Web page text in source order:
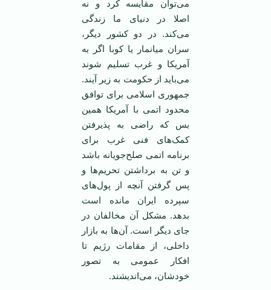
می‌توان مقایسه کرد و نه
اصلا در دنیای ما زندگی
می‌کند. در دو کشور دیگر،
سران میانمار یا کوبا اگر به
آمریکا و غرب تسلیم شوند
می‌باید از حکومت به زیر آیند.
جمهوری اسلامی ‌برای توافق
محدود اتمی ‌با آمریکا همین
بس که راضی به پذیرفتن
کمک‌های فنی غرب برای
برنامه اتمی‌ صلح‌جویانه باشد
و تن به برداشتن تحریم‌ها و
پس گرفتن آنچه از پول‌های
سپرده ایران مانده است
بدهد. مشکل آن مخالفان در
جای دیگر است. آن‌ها به بازار
داخلی، از مقامات رژیم تا
افکار عمومی ‌به تصور
خودشان، می‌اندیشند.